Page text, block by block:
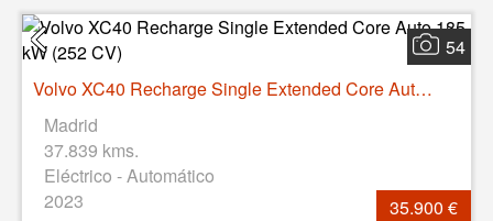
54
Volvo XC40 Recharge Single Extended Core Auto 185 kW (252 CV)
Madrid
37.839 kms.
Eléctrico - Automático
2023
35.900 €